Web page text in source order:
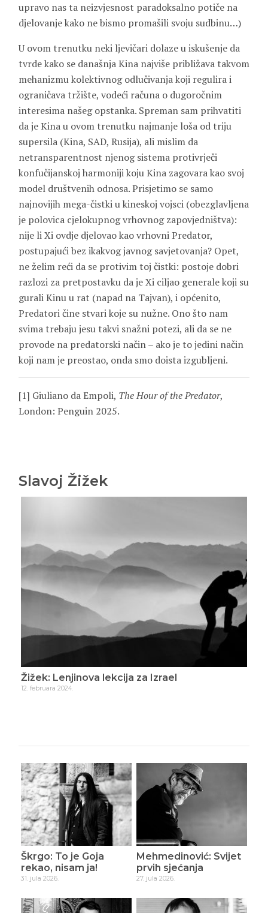
upravo nas ta neizvjesnost paradoksalno potiče na
djelovanje kako ne bismo promašili svoju sudbinu…)
U ovom trenutku neki ljevičari dolaze u iskušenje da
tvrde kako se današnja Kina najviše približava takvom
mehanizmu kolektivnog odlučivanja koji regulira i
ograničava tržište, vodeći računa o dugoročnim
interesima našeg opstanka. Spreman sam prihvatiti
da je Kina u ovom trenutku najmanje loša od triju
supersila (Kina, SAD, Rusija), ali mislim da
netransparentnost njenog sistema protivrječi
konfučijanskoj harmoniji koju Kina zagovara kao svoj
model društvenih odnosa. Prisjetimo se samo
najnovijih mega-čistki u kineskoj vojsci (obezglavljena
je polovica cjelokupnog vrhovnog zapovjedništva):
nije li Xi ovdje djelovao kao vrhovni Predator,
postupajući bez ikakvog javnog savjetovanja? Opet,
ne želim reći da se protivim toj čistki: postoje dobri
razlozi za pretpostavku da je Xi ciljao generale koji su
gurali Kinu u rat (napad na Tajvan), i općenito,
Predatori čine stvari koje su nužne. Ono što nam
svima trebaju jesu takvi snažni potezi, ali da se ne
provode na predatorski način – ako je to jedini način
koji nam je preostao, onda smo doista izgubljeni.
[1] Giuliano da Empoli, The Hour of the Predator,
London: Penguin 2025.
Slavoj Žižek
Žižek: Protesti očaja
15. maja 2024.
Škrgo: To je Goja
rekao, nisam ja!
31. jula 2026.
Mehmedinović: Svijet
prvih sjećanja
27. jula 2026.